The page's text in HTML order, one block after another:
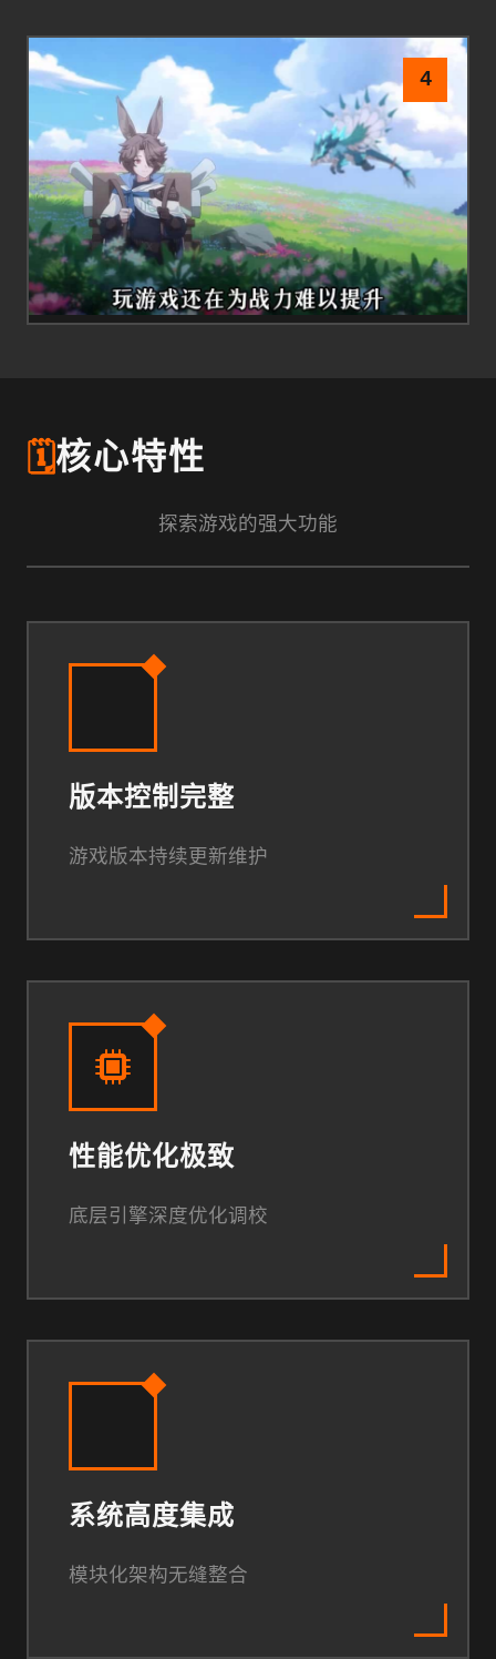
4
🗓️核心特性
探索游戏的强大功能
版本控制完整
游戏版本持续更新维护
性能优化极致
底层引擎深度优化调校
系统高度集成
模块化架构无缝整合